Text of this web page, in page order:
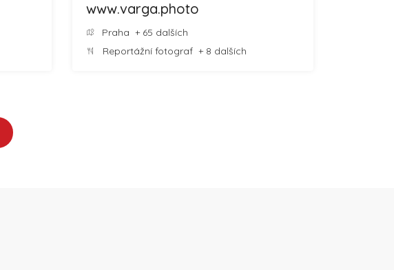
www.varga.photo
Praha + 65 dalších
Reportážní fotograf + 8 dalších